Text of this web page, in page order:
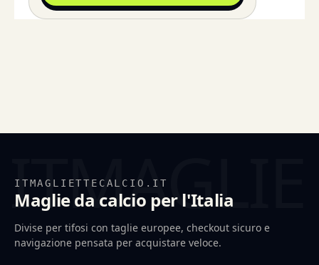
ITMAGLIETTECALCIO.IT
Maglie da calcio per l'Italia
Divise per tifosi con taglie europee, checkout sicuro e
navigazione pensata per acquistare veloce.